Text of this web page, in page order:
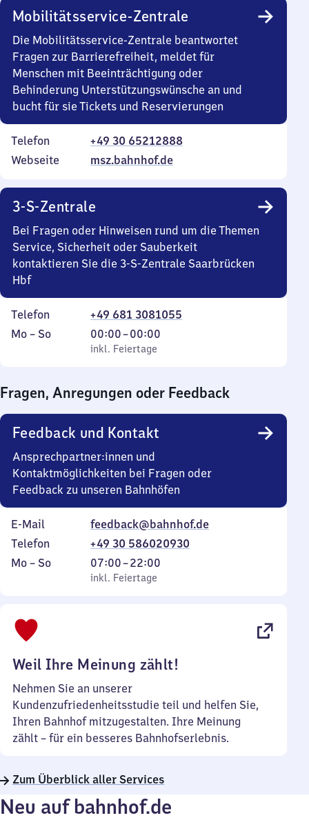
Mobilitätsservice-Zentrale
Die Mobilitätsservice-Zentrale beantwortet
Fragen zur Barrierefreiheit, meldet für
Menschen mit Beeinträchtigung oder
Behinderung Unterstützungswünsche an und
bucht für sie Tickets und Reservierungen
Telefon
+49 30 65212888
Webseite
msz.bahnhof.de
3-S-Zentrale
Bei Fragen oder Hinweisen rund um die Themen
Service, Sicherheit oder Sauberkeit
kontaktieren Sie die 3-S-Zentrale Saarbrücken
Hbf
Telefon
+49 681 3081055
Montag
Mo – So,
inkl. Feiertage
00:00–00:00
Von
0
0
Uhr
inkl. Feiertage
Fragen, Anregungen oder Feedback
Feedback und Kontakt
Ansprechpartner:innen und
Kontaktmöglichkeiten bei Fragen oder
Feedback zu unseren Bahnhöfen
E-Mail
feedback@bahnhof.de
Telefon
+49 30 586020930
Montag
Mo – So,
inkl. Feiertage
07:00–22:00
Von
7
inkl. Feiertage
Weil Ihre Meinung zählt!
Nehmen Sie an unserer
Kundenzufriedenheitsstudie teil und helfen Sie,
Ihren Bahnhof mitzugestalten. Ihre Meinung
zählt – für ein besseres Bahnhofserlebnis.
Zum Überblick aller Services
Neu auf bahnhof.de